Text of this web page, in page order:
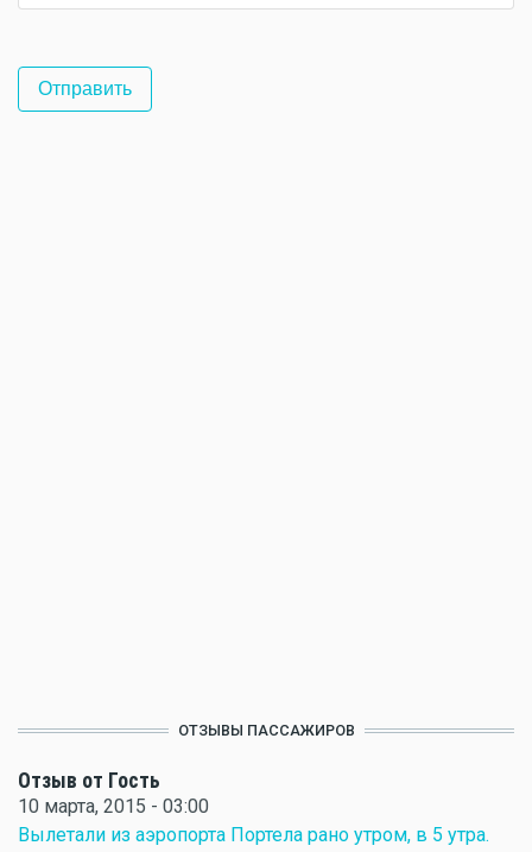
ОТЗЫВЫ ПАССАЖИРОВ
Отзыв от Гость
10 марта, 2015 - 03:00
Вылетали из аэропорта Портела рано утром, в 5 утра.